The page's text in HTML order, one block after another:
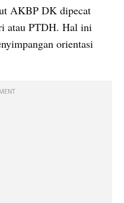
AKBP DK dipecat
atau PTDH. Hal ini
orientasi